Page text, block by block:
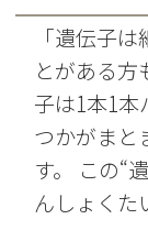
「遺伝子
とがある
子は1本1本
つかがまと
す。 この“
んしょくた